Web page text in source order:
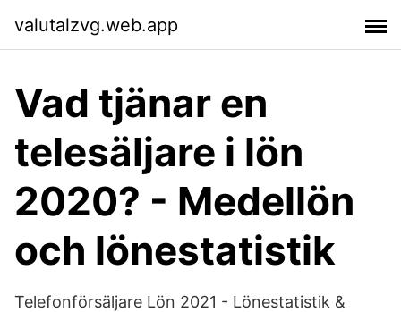
valutalzvg.web.app
Vad tjänar en
telesäljare i lön
2020? - Medellön
och lönestatistik
Telefonförsäljare Lön 2021 - Lönestatistik &